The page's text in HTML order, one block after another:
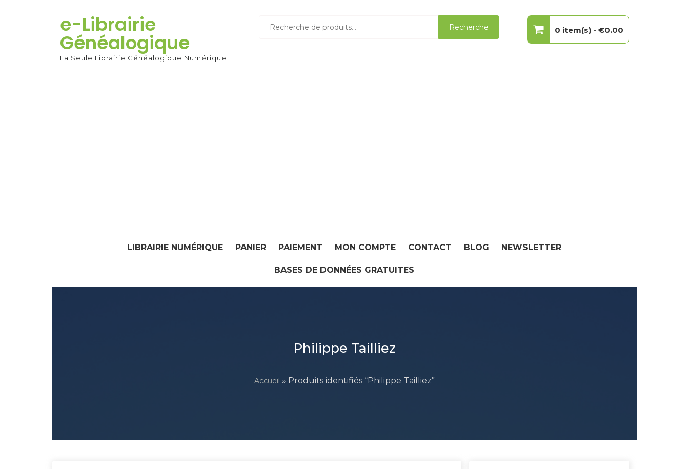
content
e-Librairie
Généalogique
La Seule Librairie Généalogique Numérique
pour :
Recherche 0 item(s) -€0.00
LIBRAIRIE NUMÉRIQUE PANIER PAIEMENT MON COMPTE CONTACT BLOG NEWSLETTER
BASES DE DONNÉES GRATUITES
Philippe Tailliez
Accueil » Produits identifiés “Philippe Tailliez”